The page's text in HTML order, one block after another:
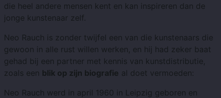
die heel andere mensen kent en kan inspireren dan de
jonge kunstenaar zelf.
Neo Rauch is zonder twijfel een van die kunstenaars die
gewoon in alle rust willen werken, en hij had zeker baat
gehad bij een partner met kennis van kunstdistributie,
zoals een blik op zijn biografie al doet vermoeden:
Neo Rauch werd in april 1960 in Leipzig geboren en